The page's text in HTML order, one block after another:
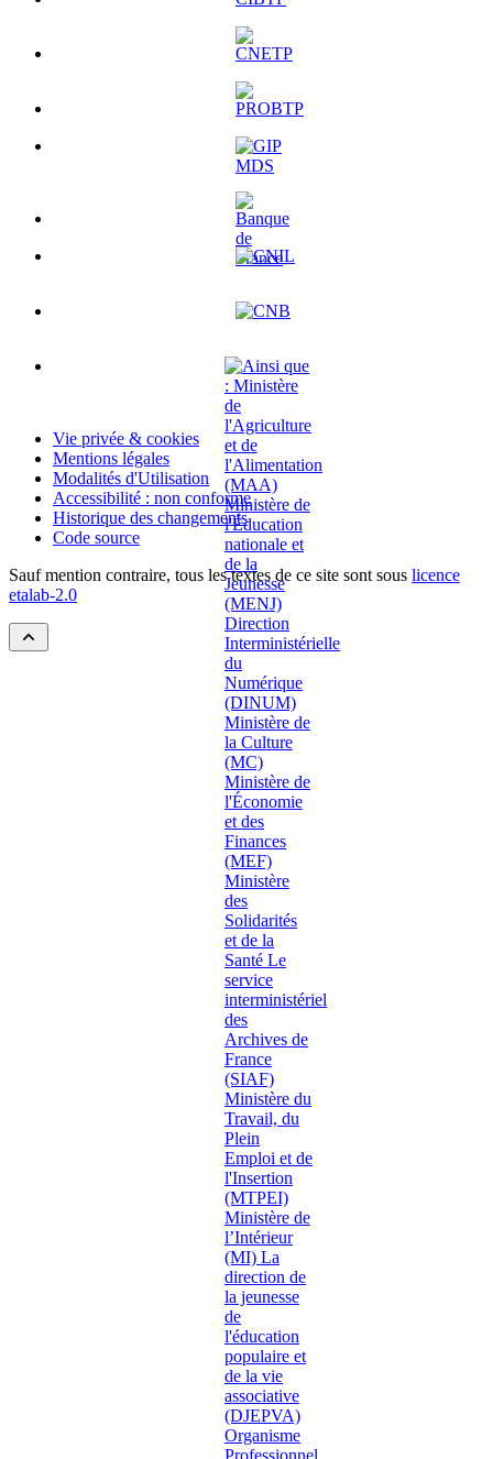
Vie privée & cookies
Mentions légales
Modalités d'Utilisation
Accessibilité : non conforme
Historique des changements
Code source
Sauf mention contraire, tous les textes de ce site sont sous licence
etalab-2.0